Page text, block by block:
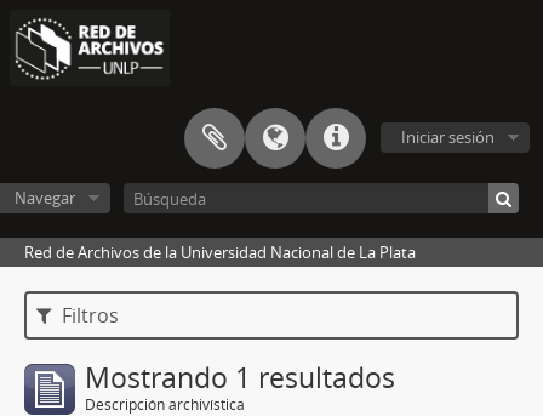
Iniciar sesión
Navegar
Red de Archivos de la Universidad Nacional de La Plata
Filtros
Mostrando 1 resultados
Descripción archivística